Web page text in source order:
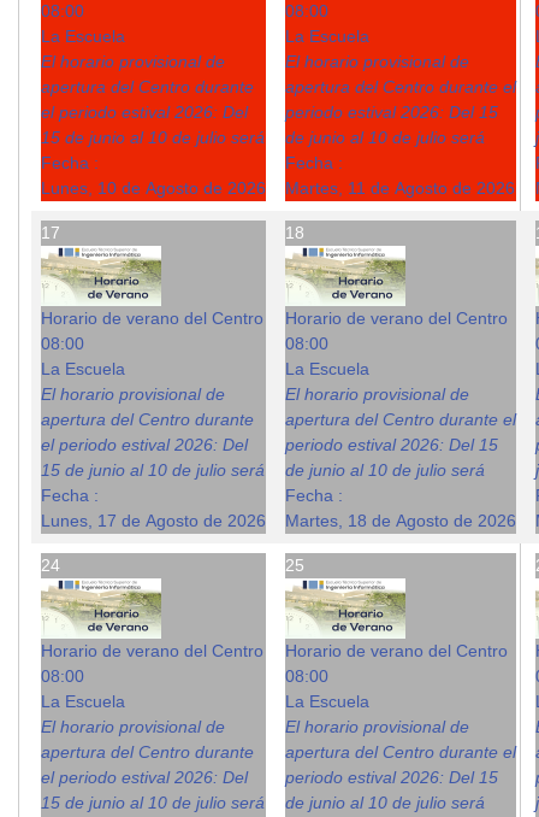
08:00
La Escuela
El horario provisional de
apertura del Centro durante
el periodo estival 2026: Del
15 de junio al 10 de julio será
Fecha :
Lunes, 10 de Agosto de 2026
08:00
La Escuela
El horario provisional de
apertura del Centro durante el
periodo estival 2026: Del 15
de junio al 10 de julio será
Fecha :
Martes, 11 de Agosto de 2026
17
Horario de verano del Centro
08:00
La Escuela
El horario provisional de
apertura del Centro durante
el periodo estival 2026: Del
15 de junio al 10 de julio será
Fecha :
Lunes, 17 de Agosto de 2026
18
Horario de verano del Centro
08:00
La Escuela
El horario provisional de
apertura del Centro durante el
periodo estival 2026: Del 15
de junio al 10 de julio será
Fecha :
Martes, 18 de Agosto de 2026
24
Horario de verano del Centro
08:00
La Escuela
El horario provisional de
apertura del Centro durante
el periodo estival 2026: Del
15 de junio al 10 de julio será
25
Horario de verano del Centro
08:00
La Escuela
El horario provisional de
apertura del Centro durante el
periodo estival 2026: Del 15
de junio al 10 de julio será